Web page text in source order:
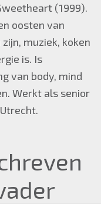
(1999).
oosten van
muziek, koken
is. Is
van body, mind
Werkt als senior